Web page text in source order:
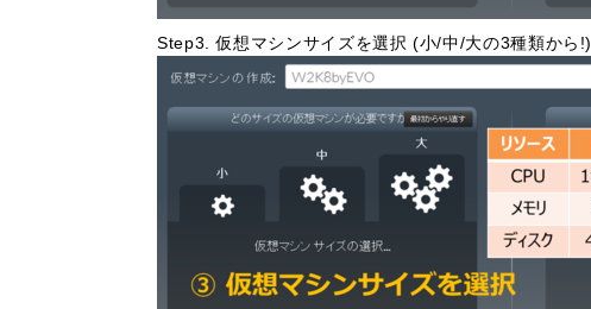
Step3. 仮想マシンサイズを選択 (小/中/大の3種類から!)